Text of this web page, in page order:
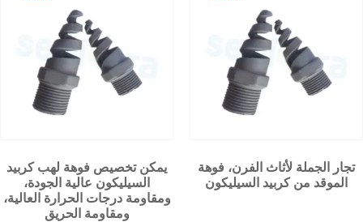
يمكن تخصيص فوهة لهب كربيد
السيليكون عالية الجودة،
ومقاومة درجات الحرارة العالية،
ومقاومة الحريق
تجار الجملة لأثاث الفرن، فوهة
الموقد من كربيد السيليكون